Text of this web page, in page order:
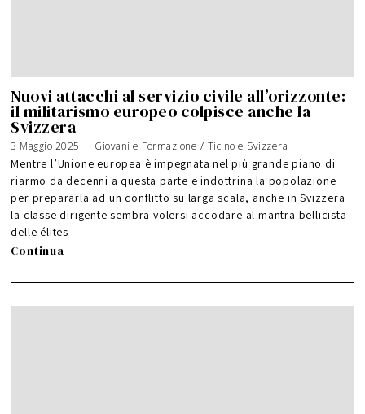
Nuovi attacchi al servizio civile all’orizzonte:
il militarismo europeo colpisce anche la
Svizzera
3 Maggio 2025 Giovani e Formazione / Ticino e Svizzera
Mentre l’Unione europea è impegnata nel più grande piano di
riarmo da decenni a questa parte e indottrina la popolazione
per prepararla ad un conflitto su larga scala, anche in Svizzera
la classe dirigente sembra volersi accodare al mantra bellicista
delle élites
Continua